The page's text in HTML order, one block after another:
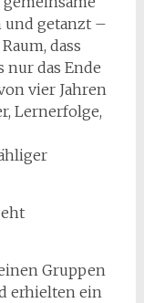
und getanzt –
dass
nur das Ende
vier Jahren
Lernerfolge,
Gruppen
erhielten ein